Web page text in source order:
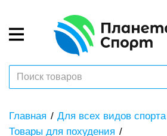
Главная
Для всех видов спорта
Товары для похудения